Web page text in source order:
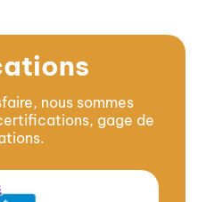
nous sommes
gage de